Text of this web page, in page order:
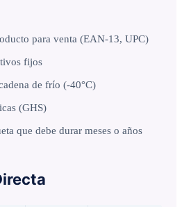
para venta (EAN-13, UPC)
fijos
de frío (-40°C)
(GHS)
que debe durar meses o años